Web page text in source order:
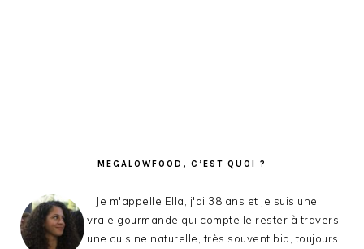
MEGALOWFOOD, C’EST QUOI ?
Je m'appelle Ella, j'ai 38 ans et je suis une
vraie gourmande qui compte le rester à travers
une cuisine naturelle, très souvent bio, toujours